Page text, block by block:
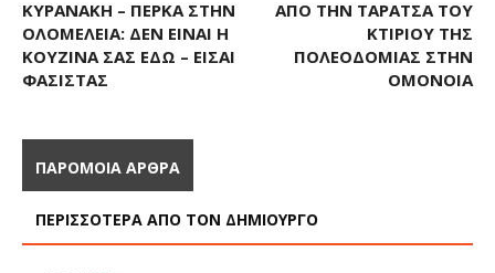
ΚΥΡΑΝΆΚΗ – ΠΈΡΚΑ ΣΤΗΝ
ΟΛΟΜΈΛΕΙΑ: ΔΕΝ ΕΊΝΑΙ Η
ΚΟΥΖΊΝΑ ΣΑΣ ΕΔΏ – ΕΊΣΑΙ
ΦΑΣΊΣΤΑΣ
ΑΠΌ ΤΗΝ ΤΑΡΆΤΣΑ ΤΟΥ
ΚΤΙΡΊΟΥ ΤΗΣ
ΠΟΛΕΟΔΟΜΊΑΣ ΣΤΗΝ
ΟΜΌΝΟΙΑ
ΠΑΡΟΜΟΙΑ ΑΡΘΡΑ
ΠΕΡΙΣΣΟΤΕΡΑ ΑΠΟ ΤΟΝ ΔΗΜΙΟΥΡΓΟ